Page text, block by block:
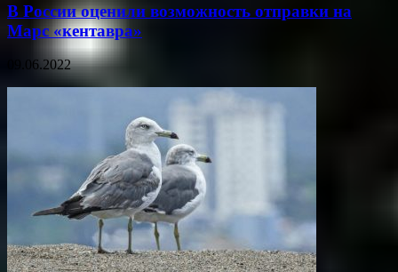
В России оценили возможность отправки на
Марс «кентавра»
09.06.2022